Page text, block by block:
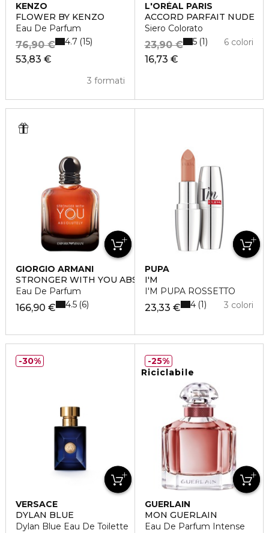
KENZO
FLOWER BY KENZO
Eau De Parfum
53,83 €
76,90 €
3 formati
4.7 15
L'ORÉAL PARIS
ACCORD PARFAIT NUDE
Siero Colorato
16,73 €
23,90 € 6 colori
5 1
GIORGIO ARMANI
STRONGER WITH YOU ABSOLUTELY
Eau De Parfum
166,90 € 4.5 6
PUPA
I'M
I'M PUPA ROSSETTO
23,33 € 3 colori
4 1
VERSACE
DYLAN BLUE
Dylan Blue Eau De Toilette
30%
Riciclabile
GUERLAIN
MON GUERLAIN
Eau De Parfum Intense
25%